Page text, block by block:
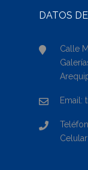
DATOS
Calle
Email: